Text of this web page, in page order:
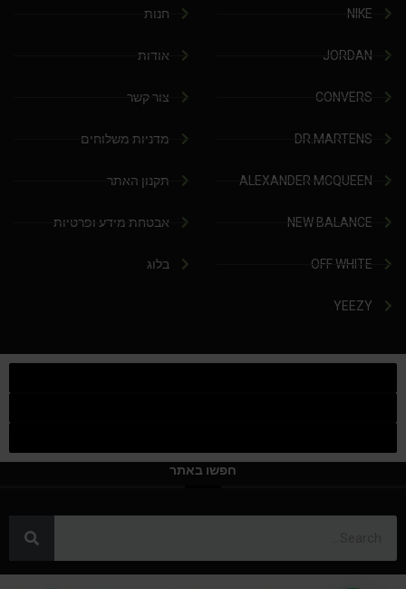
NIKE
JORDAN
CONVERS
DR.MARTENS
ALEXANDER MCQUEEN
NEW BALANCE
OFF WHITE
YEEZY
חנות
אודות
צור קשר
מדניות משלוחים
תקנון האתר
אבטחת מידע ופרטיות
בלוג
חפשו באתר